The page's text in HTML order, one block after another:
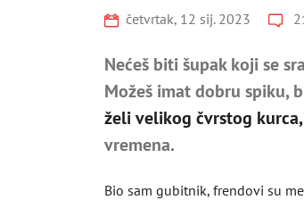
četvrtak, 12 sij. 2023
Nećeš biti šupak koji se
Možeš imat dobru spiku,
želi velikog čvrstog
vremena.
Bio sam gubitnik, frendovi su